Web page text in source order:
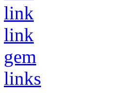
link
link
gem
links